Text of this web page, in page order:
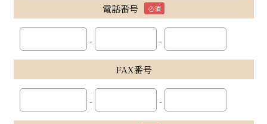
電話番号 必須
- -
FAX番号
- -